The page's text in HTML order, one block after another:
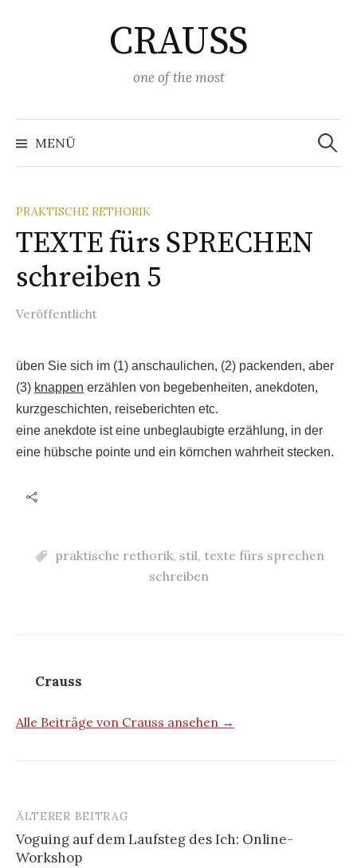
CRAUSS
one of the most
MENÜ
Suchen
nach:
PRAKTISCHE RETHORIK
TEXTE fürs SPRECHEN
schreiben 5
Veröffentlicht
üben Sie sich im (1) anschaulichen, (2) packenden, aber
(3) knappen erzählen von begebenheiten, anekdoten,
kurzgeschichten, reiseberichten etc.
eine anekdote ist eine unbeglaubigte erzählung, in der
eine hübsche pointe und ein körnchen wahrheit stecken.
praktische rethorik, stil, texte fürs sprechen
schreiben
Crauss
Alle Beiträge von Crauss ansehen →
Beitrags-
Navigation
ÄLTERER BEITRAG
Voguing auf dem Laufsteg des Ich: Online-
Workshop